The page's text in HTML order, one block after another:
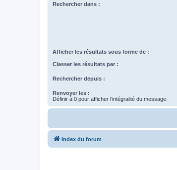
Rechercher dans :
Afficher les résultats sous forme de :
Classer les résultats par :
Rechercher depuis :
Renvoyer les :
Définir à 0 pour afficher l’intégralité du message.
Index du forum